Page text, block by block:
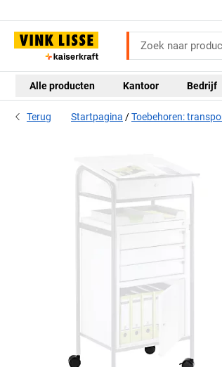
Alle producten Kantoor Bedrijf
Terug Startpagina Toebehoren: